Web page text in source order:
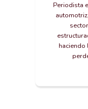
Periodista
haciendo